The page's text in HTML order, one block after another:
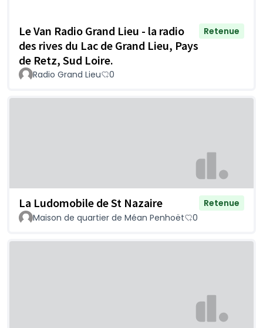
Le Van Radio Grand Lieu - la radio
des rives du Lac de Grand Lieu, Pays
de Retz, Sud Loire.
Retenue
Radio Grand Lieu 0
La Ludomobile de St Nazaire
Retenue
Maison de quartier de Méan Penhoët
0